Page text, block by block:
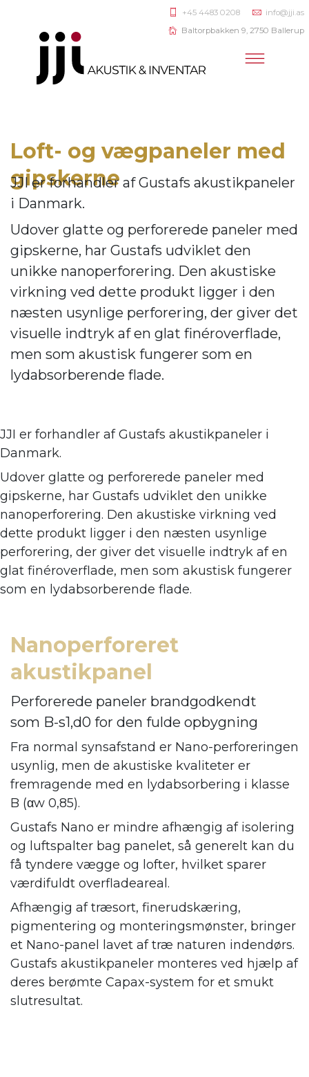
+45 4483 0208
info@jji.as
Baltorpbakken 9, 2750 Ballerup
Loft- og vægpaneler med
gipskerne
JJI er forhandler afGustafs akustikpaneler
i Danmark.
Udover glatte og perforerede paneler med
gipskerne, har Gustafs udviklet den
unikke nanoperforering. Den akustiske
virkning ved dette produkt ligger i den
næsten usynlige perforering, der giver det
visuelle indtryk af en glat finéroverflade,
men som akustisk fungerer som en
lydabsorberende flade.
JJI er forhandler afGustafs akustikpaneler i
Danmark.
Udover glatte og perforerede paneler med
gipskerne, har Gustafs udviklet den unikke
nanoperforering. Den akustiske virkning ved
dette produkt ligger i den næsten usynlige
perforering, der giver det visuelle indtryk af en
glat finéroverflade, men som akustisk fungerer
som en lydabsorberende flade.
Nanoperforeret
akustikpanel
Perforerede paneler brandgodkendt
som B-s1,d0 for den fulde opbygning
Fra normal synsafstand er Nano-perforeringen
usynlig, men de akustiske kvaliteter er
fremragende med en lydabsorbering i klasse
B (αw 0,85).
Gustafs Nano er mindre afhængig af isolering
og luftspalter bag panelet, så generelt kan du
få tyndere vægge og lofter, hvilket sparer
værdifuldt overfladeareal.
Afhængig af træsort, finerudskæring,
pigmentering og monteringsmønster, bringer
et Nano-panel lavet af træ naturen indendørs.
Gustafs akustikpaneler monteres ved hjælp af
deres berømte Capax-system for et smukt
slutresultat.